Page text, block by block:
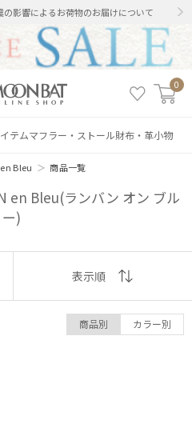
影響によるお荷物のお届けについて
0
テムマフラー・ストール財布・革小物
Bleu ＞商品一覧
en Bleu(ランバン オン ブル
ー)
キッズ
表示順
商品別 カラー別